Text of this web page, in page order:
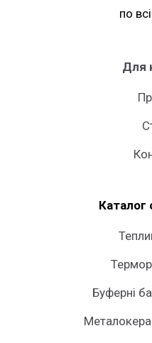
по
Для
Каталог
Буферні